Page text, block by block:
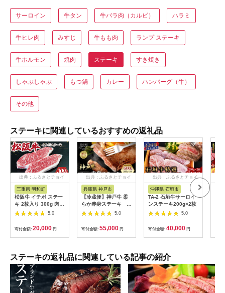
サーロイン 牛タン 牛バラ肉（カルビ） ハラミ
牛ヒレ肉 みすじ 牛もも肉 ランプ ステーキ
牛ホルモン 焼肉 ステーキ すき焼き
しゃぶしゃぶ もつ鍋 カレー ハンバーグ（牛）
その他
ステーキに関連しているおすすめの返礼品
出典：ふるさとチョイ
ス
三重県 明和町
松阪牛 イチボ ステー
キ 2枚入り 300g 肉
牛 牛肉 和牛 ブランド
牛 高級 国産 霜降り
冷凍 ふるさと 人気 ス
テーキ 焼肉 濃厚 希少
やわらか やわらかい
J10
5.0
寄付金額: 20,000 円
出典：ふるさとチョイ
ス
兵庫県 神戸市
【冷蔵便】神戸牛 柔
らか赤身ステーキ
200g×3枚
5.0
寄付金額: 55,000 円
出典：ふるさとチョイ
沖縄県 石垣市
TA-2 石垣牛サーロイ
ンステーキ200g×2枚
5.0
寄付金額: 40,000 円
ステーキの返礼品に関連している記事の紹介